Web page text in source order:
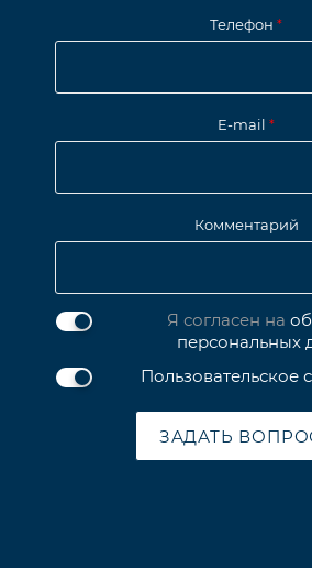
Телефон *
E-mail *
Комментарий
Я согласен на
персональных
Пользовательское
ЗАДАТЬ